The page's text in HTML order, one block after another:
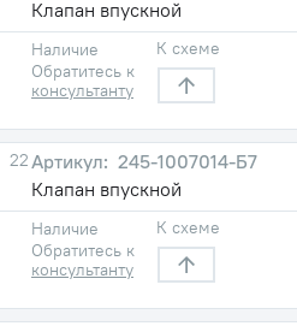
Клапан впускной
Наличие
Обратитесь к
консультанту
К схеме
22
245-1007014-Б7
Клапан впускной
Наличие
Обратитесь к
консультанту
К схеме